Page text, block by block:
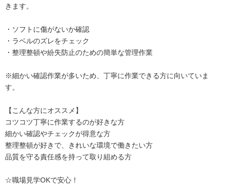
きます。
・ソフトに傷がないか確認
・ラベルのズレをチェック
・整理整頓や紛失防止のための簡単な管理作業
※細かい確認作業が多いため、丁寧に作業できる方に向いていま
す。
【こんな方にオススメ】
コツコツ丁寧に作業するのが好きな方
細かい確認やチェックが得意な方
整理整頓が好きで、きれいな環境で働きたい方
品質を守る責任感を持って取り組める方
☆職場見学OKで安心！